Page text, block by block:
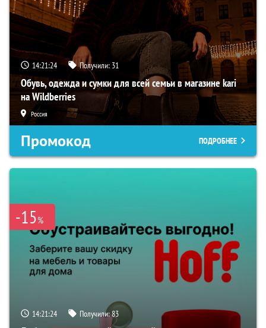
14:21:22 Получили: 31
Обувь, одежда и сумки для всей семьи в магазине kari
на Wildberries
Россия
Промокод ПОДРОБНЕЕ
-15%
14:21:22 Получили:83